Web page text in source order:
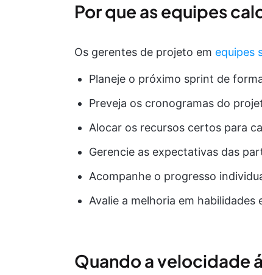
Por que as equipes
Os gerentes de projeto em equipes
Planeje o próximo sprint de
Preveja os cronogramas do
Alocar os recursos certos para
Gerencie as expectativas das
Acompanhe o progresso
Avalie a melhoria em habilidades
Quando a velocidade